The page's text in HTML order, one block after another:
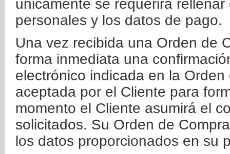
únicamente se requerirá
personales y los datos de pago.
Una vez recibida una Orden de
forma inmediata una
electrónico indicada en la
aceptada por el Cliente para
momento el Cliente asumirá el
solicitados. Su Orden de
los datos proporcionados en su